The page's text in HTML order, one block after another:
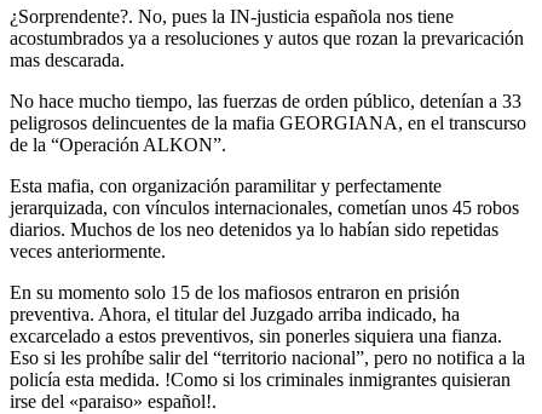
¿Sorprendente?. No, pues la IN-justicia española nos tiene
acostumbrados ya a resoluciones y autos que rozan la prevaricación
mas descarada.
No hace mucho tiempo, las fuerzas de orden público, detenían a 33
peligrosos delincuentes de la mafia GEORGIANA, en el transcurso
de la “Operación ALKON”.
Esta mafia, con organización paramilitar y perfectamente
jerarquizada, con vínculos internacionales, cometían unos 45 robos
diarios. Muchos de los neo detenidos ya lo habían sido repetidas
veces anteriormente.
En su momento solo 15 de los mafiosos entraron en prisión
preventiva. Ahora, el titular del Juzgado arriba indicado, ha
excarcelado a estos preventivos, sin ponerles siquiera una fianza.
Eso si les prohíbe salir del “territorio nacional”, pero no notifica a la
policía esta medida. !Como si los criminales inmigrantes quisieran
irse del «paraiso» español!.